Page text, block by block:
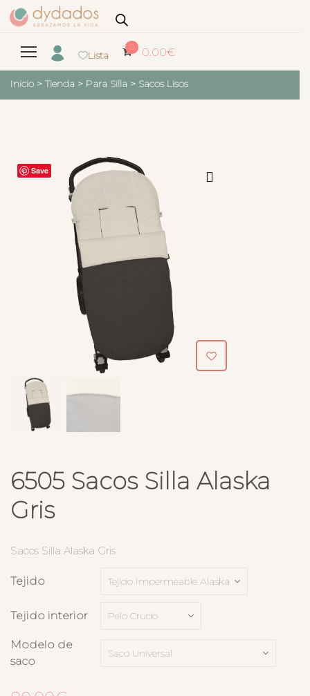
Lista
0 0.00€
Inicio > Tienda > Para Silla > Sacos Lisos
Save
6505 Sacos Silla Alaska
Gris
Sacos Silla Alaska Gris
Tejido
Tejido interior
Modelo de
saco